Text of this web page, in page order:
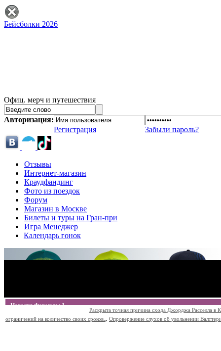
Бейсболки 2026
Офиц. мерч и путешествия
Авторизация:
Регистрация
Забыли пароль?
Отзывы
Интернет-магазин
Краудфандинг
Фото из поездок
Форум
Магазин в Москве
Билеты и туры на Гран-при
Игра Менеджер
Календарь гонок
Новости Формулы 1
Раскрыта точная причина схода Джорджа Расселла в
ограничений на количество своих сроков. , Опровержение слухов об увольнении